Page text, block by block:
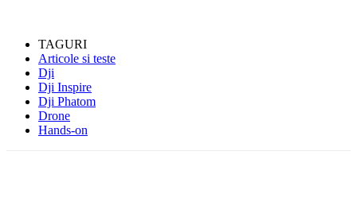
TAGURI
Articole si teste
Dji
Dji Inspire
Dji Phatom
Drone
Hands-on